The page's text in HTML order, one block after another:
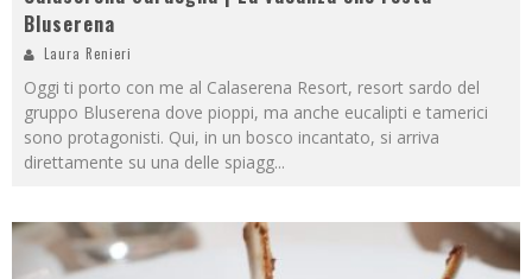
Bluserena
Laura Renieri
Oggi ti porto con me al Calaserena Resort, resort sardo del
gruppo Bluserena dove pioppi, ma anche eucalipti e tamerici
sono protagonisti. Qui, in un bosco incantato, si arriva
direttamente su una delle spiagg...